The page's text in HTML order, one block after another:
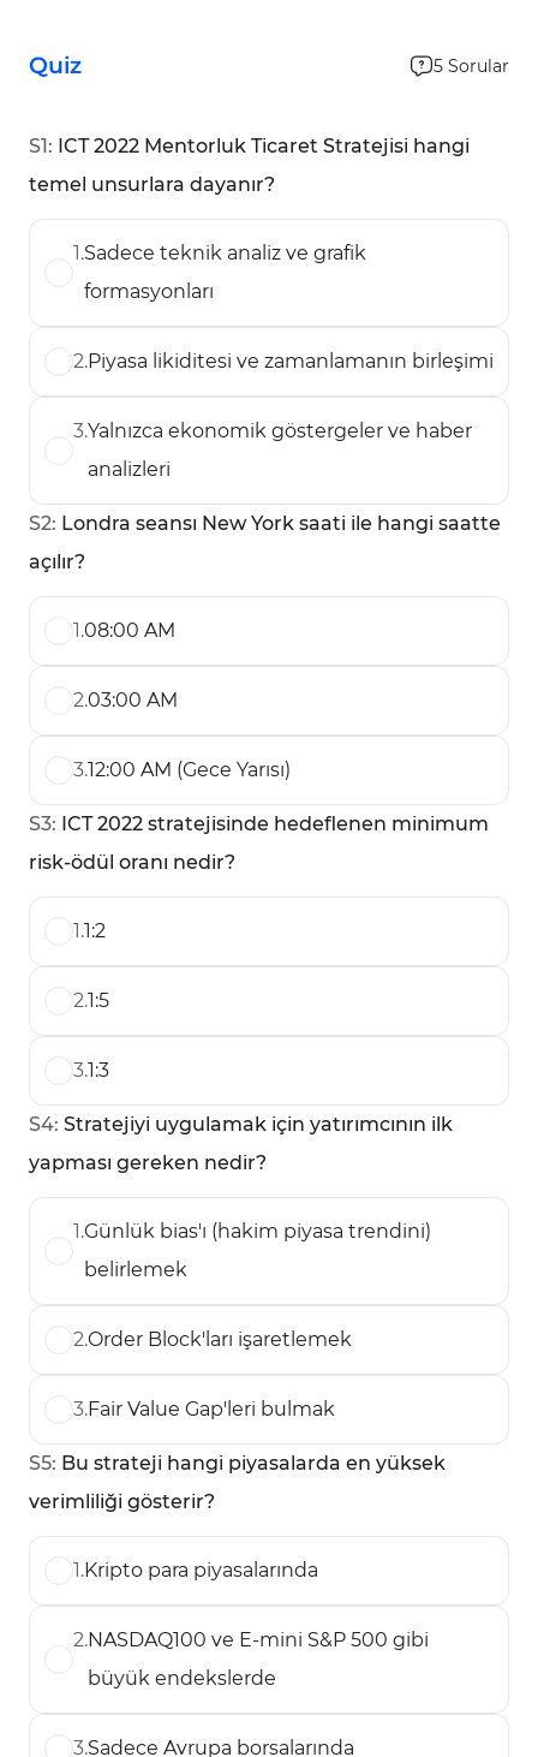
Quiz 5 Sorular
S1: ICT 2022 Mentorluk Ticaret Stratejisi hangi
temel unsurlara dayanır?
1.Sadece teknik analiz ve grafik
formasyonları
2.Piyasa likiditesi ve zamanlamanın birleşimi
3.Yalnızca ekonomik göstergeler ve haber
analizleri
S2: Londra seansı New York saati ile hangi saatte
açılır?
1.08:00 AM
2.03:00 AM
3.12:00 AM (Gece Yarısı)
S3: ICT 2022 stratejisinde hedeflenen minimum
risk-ödül oranı nedir?
1.1:2
2.1:5
3.1:3
S4: Stratejiyi uygulamak için yatırımcının ilk
yapması gereken nedir?
1.Günlük bias'ı (hakim piyasa trendini)
belirlemek
2.Order Block'ları işaretlemek
3.Fair Value Gap'leri bulmak
S5: Bu strateji hangi piyasalarda en yüksek
verimliliği gösterir?
1.Kripto para piyasalarında
2.NASDAQ100 ve E-mini S&P 500 gibi
büyük endekslerde
3.Sadece Avrupa borsalarında